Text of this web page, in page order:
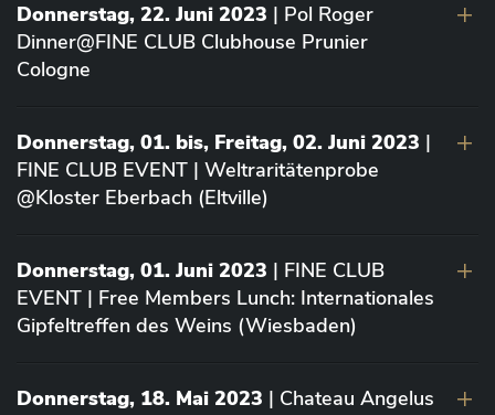
Donnerstag, 22. Juni 2023 | Pol Roger
Dinner@FINE CLUB Clubhouse Prunier
Cologne
Donnerstag, 01. bis, Freitag, 02. Juni 2023 |
FINE CLUB EVENT | Weltraritätenprobe
@Kloster Eberbach (Eltville)
Donnerstag, 01. Juni 2023 | FINE CLUB
EVENT | Free Members Lunch: Internationales
Gipfeltreffen des Weins (Wiesbaden)
Donnerstag, 18. Mai 2023 | Chateau Angelus